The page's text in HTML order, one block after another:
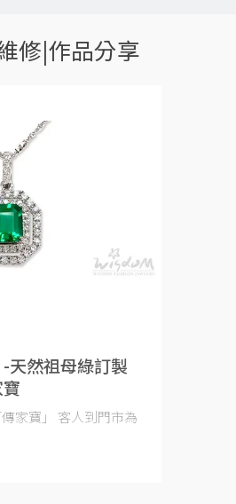
修|作品分享
-天然祖母綠訂製
家寶」 客人到門市為